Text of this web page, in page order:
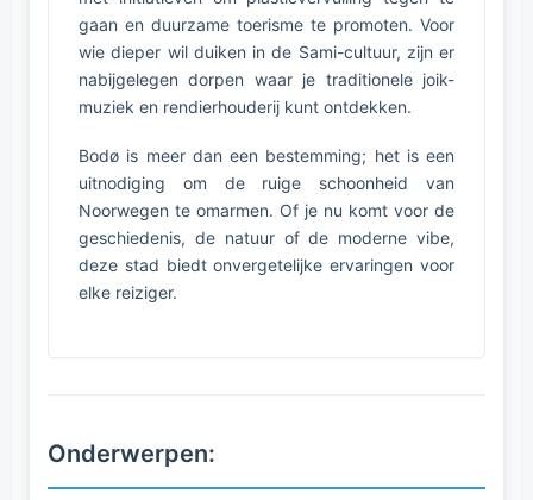
gaan en duurzame toerisme te promoten. Voor
wie dieper wil duiken in de Sami-cultuur, zijn er
nabijgelegen dorpen waar je traditionele joik-
muziek en rendierhouderij kunt ontdekken.
Bodø is meer dan een bestemming; het is een
uitnodiging om de ruige schoonheid van
Noorwegen te omarmen. Of je nu komt voor de
geschiedenis, de natuur of de moderne vibe,
deze stad biedt onvergetelijke ervaringen voor
elke reiziger.
Onderwerpen: